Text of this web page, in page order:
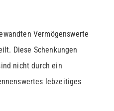
Vermögenswerte
Diese Schenkungen
nicht durch ein
lebzeitiges